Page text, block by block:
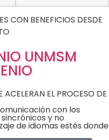
CON BENEFICIOS DESDE
UNMSM
EL PROCESO DE
con los
y no
de idiomas estés donde